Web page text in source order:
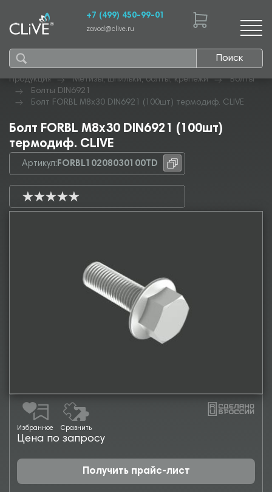
Поиск
+7 (499) 450-99-01
zavod@clive.ru
Продукция Метизы, шпильки, болты, крепежи
Болты
Болты DIN6921
Болт FORBL М8х30 DIN6921 (100шт) термодиф. CLIVE
Болт FORBL М8х30 DIN6921 (100шт)
термодиф. CLIVE
Артикул: FORBL10208030100TD
Избранное Сравнить
Цена по запросу
Получить прайс-лист